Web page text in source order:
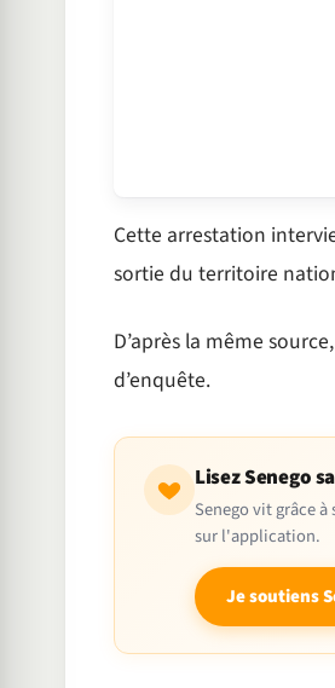
Cette arrestation
sortie du territoire
D’après la même
d’enquête.
Lisez Senego
Senego vit grâce
sur l'application.
Je soutiens